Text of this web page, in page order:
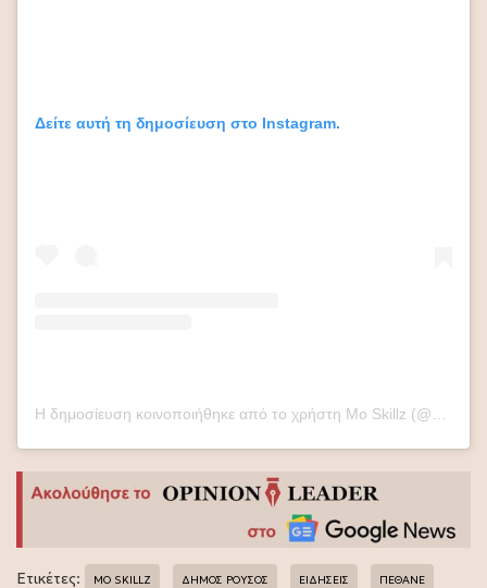
Δείτε αυτή τη δημοσίευση στο Instagram.
Η δημοσίευση κοινοποιήθηκε από το χρήστη Mo Skillz (@moskillzofficial)
Ετικέτες: MO SKILLZ ΔΗΜΟΣ ΡΟΥΣΟΣ ΕΙΔΗΣΕΙΣ ΠΕΘΑΝΕ